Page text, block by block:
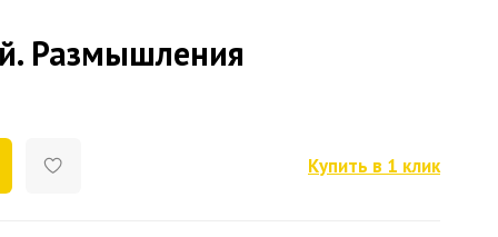
Размышления
Купить в 1 клик